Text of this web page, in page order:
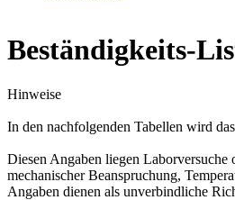
Beständigkeits-
Hinweise
In den nachfolgenden Tabellen wird
Diesen Angaben liegen
mechanischer Beanspruchung,
Angaben dienen als unverbindliche